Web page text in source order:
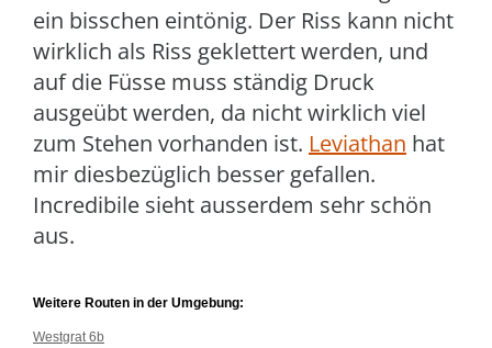
ein bisschen eintönig. Der Riss kann nicht
wirklich als Riss geklettert werden, und
auf die Füsse muss ständig Druck
ausgeübt werden, da nicht wirklich viel
zum Stehen vorhanden ist. Leviathan hat
mir diesbezüglich besser gefallen.
Incredibile sieht ausserdem sehr schön
aus.
Weitere Routen in der Umgebung:
Westgrat 6b